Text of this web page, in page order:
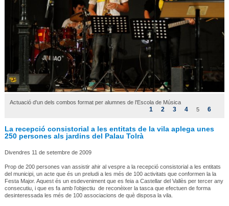
Actuació d'un dels combos format per alumnes de l'Escola de Música
1 2 3 4 5 6
La recepció consistorial a les entitats de la vila aplega unes
250 persones als jardins del Palau Tolrà
Divendres 11 de setembre de 2009
Prop de 200 persones van assistir ahir al vespre a la recepció consistorial a les entitats
del municipi, un acte que és un preludi a les més de 100 activitats que conformen la la
Festa Major. Aquest és un esdeveniment que es feia a Castellar del Vallès per tercer any
consecutiu, i que es fa amb l’objectiu de reconèixer la tasca que efectuen de forma
desinteressada les més de 100 associacions de què disposa la vila.